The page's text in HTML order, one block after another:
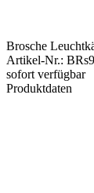
Brosche
Artikel-Nr.:
sofort verfügbar
Produktdaten